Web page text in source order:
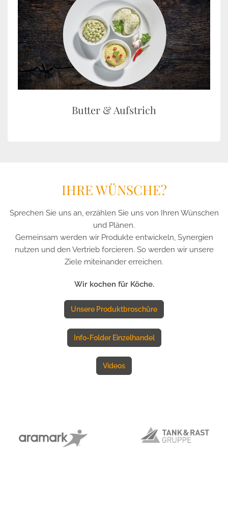
Butter & Aufstrich
IHRE WÜNSCHE?
Sprechen Sie uns an, erzählen Sie uns von Ihren Wünschen
und Plänen.
Gemeinsam werden wir Produkte entwickeln, Synergien
nutzen und den Vertrieb forcieren. So werden wir unsere
Ziele miteinander erreichen.
Wir kochen für Köche.
Unsere Produktbroschüre
Info-Folder Einzelhandel
Videos